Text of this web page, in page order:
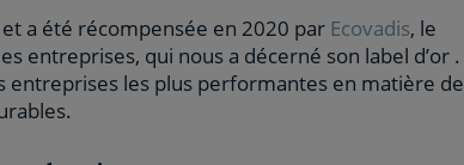
a été récompensée en 2020 par Ecovadis, le
entreprises, qui nous a décerné son label d’or .
entreprises les plus performantes en matière de